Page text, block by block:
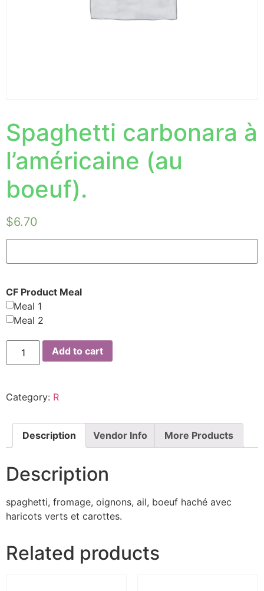
Spaghetti carbonara à
l’américaine (au
boeuf).
$6.70
CF Product Meal
Meal 1
Meal 2
Add to cart
Category: R
Description Vendor Info More Products
Description
spaghetti, fromage, oignons, ail, boeuf haché avec
haricots verts et carottes.
Related products